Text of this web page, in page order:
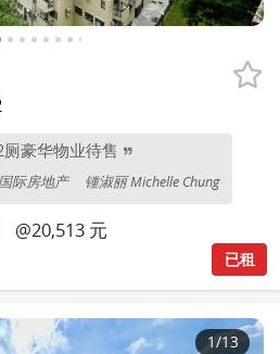
豪华物业待售
际房地产 锺淑丽 Michelle Chung
@20,513 元
已租
1/13